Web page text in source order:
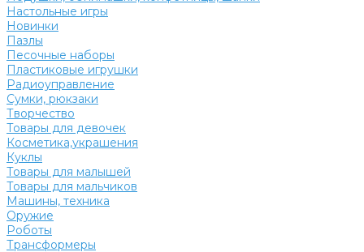
Настольные игры
Новинки
Пазлы
Песочные наборы
Пластиковые игрушки
Радиоуправление
Сумки, рюкзаки
Творчество
Товары для девочек
Косметика,украшения
Куклы
Товары для малышей
Товары для мальчиков
Машины, техника
Оружие
Роботы
Трансформеры